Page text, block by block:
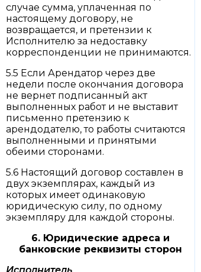
случае сумма, уплаченная по
настоящему договору, не
возвращается, и претензии к
Исполнителю за недоставку
корреспонденции не принимаются.
5.5 Если Арендатор через две
недели после окончания договора
не вернет подписанный акт
выполненных работ и не выставит
письменно претензию к
арендодателю, то работы считаются
выполненными и принятыми
обеими сторонами.
5.6 Настоящий договор составлен в
двух экземплярах, каждый из
которых имеет одинаковую
юридическую силу, по одному
экземпляру для каждой стороны.
6. Юридические адреса и
банковские реквизиты сторон